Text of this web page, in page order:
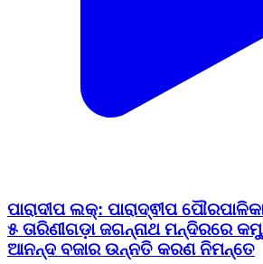
ପାରାଦୀପ ଲକ୍: ପାରାଦ୍ଵୀପ
୫ ତାରିଣୀଗଡ଼ା ଜଗନ୍ନାଥ ମନ୍ଦିରରେ
ଆନନ୍ଦ ବଜାର ଉନ୍ନତି କରଣ ନିମନ୍ତେ